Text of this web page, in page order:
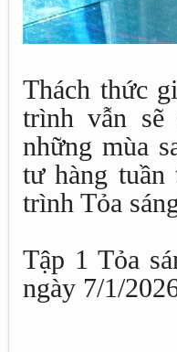
Thách thức
trình vẫn
những mùa
tư hàng
trình Tỏa
Tập 1 Tỏa
ngày 7/1/